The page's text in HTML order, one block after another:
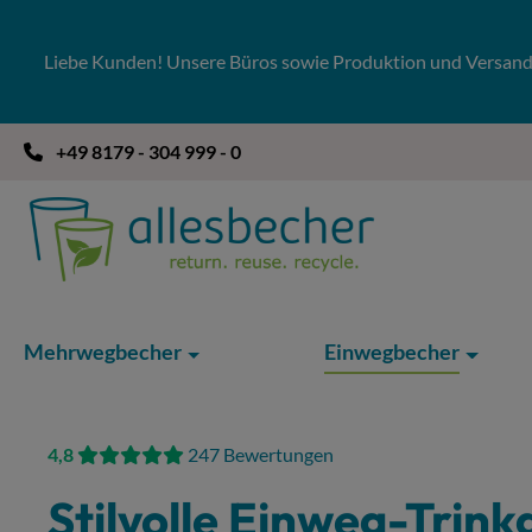
Liebe Kunden! Unsere Büros sowie Produktion und
+49 8179 - 304 999 - 0
Mehrwegbecher Einwegbecher
4,8 247 Bewertungen
Stilvolle Einweg-